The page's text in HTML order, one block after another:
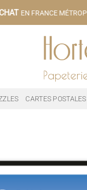
EN FRANCE
CARTES POSTALES